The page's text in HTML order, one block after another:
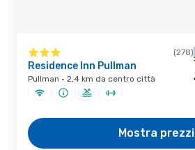
(278)
Residence Inn Pullman
Pullman · 2,4 km da centro città
Mostra prezzi